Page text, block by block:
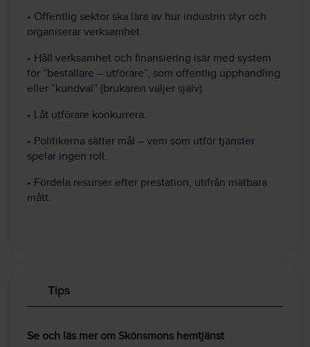
• Offentlig sektor ska lära av hur industrin styr och
organiserar verksamhet.
• Håll verksamhet och finansiering isär med system
för ”beställare – utförare”, som offentlig upphandling
eller ”kundval” (brukaren väljer själv).
• Låt utförare konkurrera.
• Politikerna sätter mål – vem som utför tjänster
spelar ingen roll.
• Fördela resurser efter prestation, utifrån mätbara
mått.
Tips
Se och läs mer om Skönsmons hemtjänst